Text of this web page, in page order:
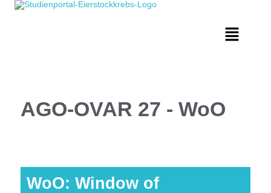
AGO-OVAR 27 - WoO
WoO: Window of